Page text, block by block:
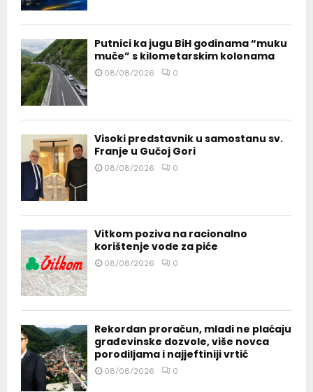
Putnici ka jugu BiH godinama “muku
muče” s kilometarskim kolonama
08/08/2026 0
Visoki predstavnik u samostanu sv.
Franje u Gučoj Gori
08/08/2026 0
Vitkom poziva na racionalno
korištenje vode za piće
08/08/2026 0
Rekordan proračun, mladi ne plaćaju
građevinske dozvole, više novca
porodiljama i najjeftiniji vrtić
08/08/2026 0